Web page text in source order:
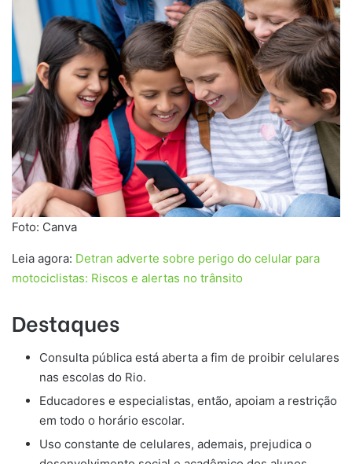
Foto: Canva
Leia agora: Detran adverte sobre perigo do celular para
motociclistas: Riscos e alertas no trânsito
Destaques
Consulta pública está aberta a fim de proibir celulares
nas escolas do Rio.
Educadores e especialistas, então, apoiam a restrição
em todo o horário escolar.
Uso constante de celulares, ademais, prejudica o